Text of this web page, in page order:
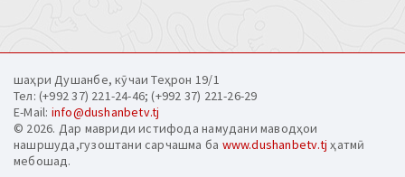
шаҳри Душанбе, кӯчаи Теҳрон 19/1
Тел: (+992 37) 221-24-46; (+992 37) 221-26-29
E-Mail: info@dushanbetv.tj
© 2026. Дар мавриди истифода намудани маводҳои
нашршуда,гузоштани сарчашма ба www.dushanbetv.tj ҳатмӣ
мебошад.